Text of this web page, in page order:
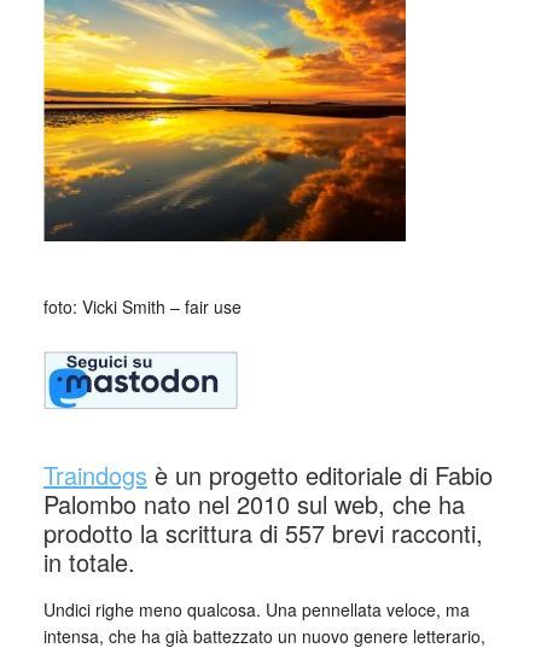
foto: Vicki Smith – fair use
Traindogs è un progetto editoriale di Fabio
Palombo nato nel 2010 sul web, che ha
prodotto la scrittura di 557 brevi racconti,
in totale.
Undici righe meno qualcosa. Una pennellata veloce, ma
intensa, che ha già battezzato un nuovo genere letterario,